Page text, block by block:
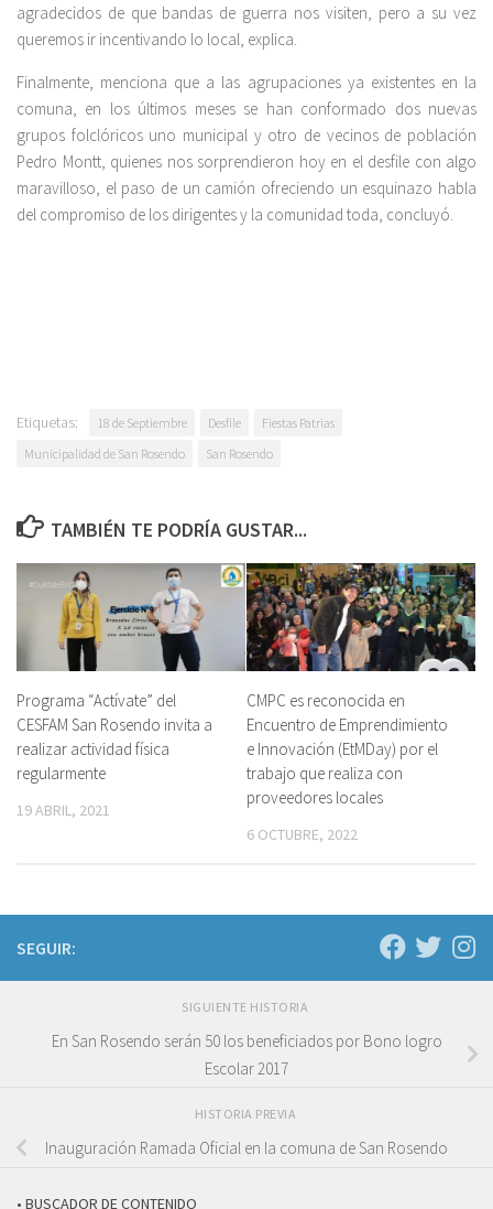
agradecidos de que bandas de guerra nos visiten, pero a su vez
queremos ir incentivando lo local, explica.
Finalmente, menciona que a las agrupaciones ya existentes en la
comuna, en los últimos meses se han conformado dos nuevas
grupos folclóricos uno municipal y otro de vecinos de población
Pedro Montt, quienes nos sorprendieron hoy en el desfile con algo
maravilloso, el paso de un camión ofreciendo un esquinazo habla
del compromiso de los dirigentes y la comunidad toda, concluyó.
Etiquetas: 18 de Septiembre Desfile
Fiestas Patrias
Municipalidad de San Rosendo
San Rosendo
TAMBIÉN TE PODRÍA GUSTAR...
Programa “Actívate” del
CESFAM San Rosendo invita a
realizar actividad física
regularmente
19 ABRIL, 2021
CMPC es reconocida en
Encuentro de Emprendimiento
e Innovación (EtMDay) por el
trabajo que realiza con
proveedores locales
6 OCTUBRE, 2022
SEGUIR:
SIGUIENTE HISTORIA
En San Rosendo serán 50 los beneficiados por Bono logro
Escolar 2017
HISTORIA PREVIA
Inauguración Ramada Oficial en la comuna de San Rosendo
• BUSCADOR DE CONTENIDO